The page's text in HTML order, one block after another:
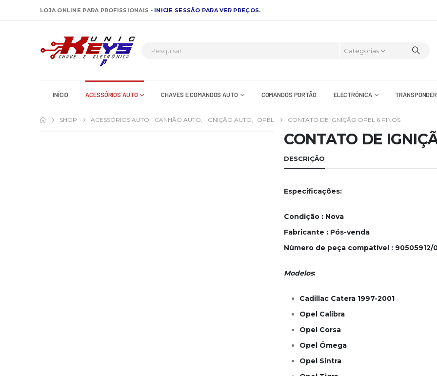
LOJA ONLINE PARA PROFISSIONAIS • INICIE SESSÃO PARA VER PREÇOS.
Categorias
INÍCIO ACESSÓRIOS AUTO CHAVES E COMANDOS AUTO COMANDOS PORTÃO ELECTRÓNICA
SHOP ACESSÓRIOS AUTO CANHÃO AUTO IGNIÇÃO AUTO OPEL CONTATO DE IGNIÇÃO OPEL 6 PINOS
CONTATO DE
DESCRIÇÃO
Especificações:
Condição : Nova
Fabricante : Pós-venda
Número de peça compatível : 90505912/
Modelos:
Cadillac Catera 1997-2001
Opel Calibra
Opel Corsa
Opel Ómega
Opel Sintra